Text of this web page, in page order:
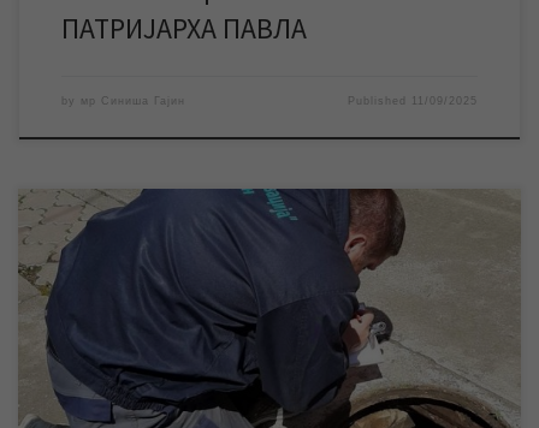
ПАТРИЈАРХА ПАВЛА
by мр Синиша Гајин Published 11/09/2025
Почело је последње овогодишње очитавање водомера
корисника у објектима индивидуалног становања у Зрењанину
и три насељена места. Екипе ЈКП „Водовод и канализација“ су
на терену сваког радног дана од 8 до 14 часова. Корисници су
у обавези да обезбеде приступ водомеру и његово
очитавање. Према одлуци Скупштине Града Зрењанина,
водомери […]